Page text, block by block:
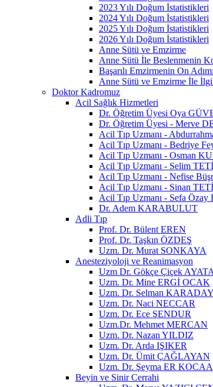
2023 Yılı Doğum İstatistikleri
2024 Yılı Doğum İstatistikleri
2025 Yılı Doğum İstatistikleri
2026 Yılı Doğum İstatistikleri
Anne Sütü ve Emzirme
Anne Sütü İle Beslenmenin
Başarılı Emzirmenin On Adımı
Anne Sütü ve Emzirme İle
Doktor Kadromuz
Acil Sağlık Hizmetleri
Dr. Öğretim Üyesi Oya
Dr. Öğretim Üyesi - Merve
Acil Tıp Uzmanı -
Acil Tıp Uzmanı - Bedriye
Acil Tıp Uzmanı - Osman
Acil Tıp Uzmanı - Selim
Acil Tıp Uzmanı - Nefise
Acil Tıp Uzmanı - Sinan
Acil Tıp Uzmanı - Sefa
Dr. Adem KARABULUT
Adli Tıp
Prof. Dr. Bülent EREN
Prof. Dr. Taşkın ÖZDEŞ
Uzm. Dr. Murat SONKAYA
Anesteziyoloji ve Reanimasyon
Uzm Dr. Gökçe Çiçek AYATA
Uzm. Dr. Mine ERGİ OCAK
Uzm. Dr. Selman
Uzm. Dr. Naci NECCAR
Uzm. Dr. Ece ŞENDUR
Uzm.Dr. Mehmet MERCAN
Uzm. Dr. Nazan YILDIZ
Uzm. Dr. Arda IŞIKER
Uzm. Dr. Ümit ÇAĞLAYAN
Uzm. Dr. Şeyma ER
Beyin ve Sinir Cerrahi